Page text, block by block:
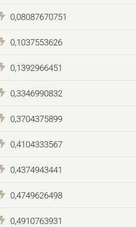
0,08087670751
0,1037553626
0,1392966451
0,3346990832
0,3704375899
0,4104333567
0,4374943441
0,4749626498
0,4910763931